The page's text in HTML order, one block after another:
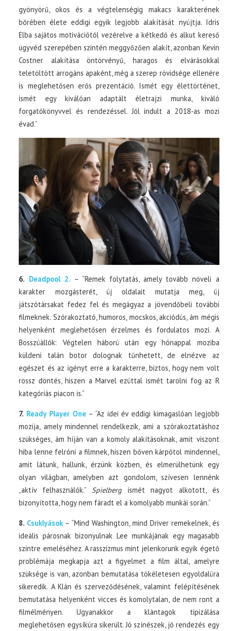
gyönyörű, okos és a végtelenségig makacs karakterének
bőrében élete eddigi egyik legjobb alakítását nyújtja. Idris
Elba sajátos motivációtól vezérelve a kétkedő és alkut kereső
ügyvéd szerepében szintén meggyőzően alakít, azonban Kevin
Costner alakítása öntörvényű, haragos és elvárásokkal
teletöltött arrogáns apaként, még a szerep rövidsége ellenére
is meglehetősen erős prezentáció. Ismét egy élettörténet,
ismét egy kiválóan adaptált életrajzi munka, kiváló
forgatókönyvvel és rendezéssel. Jól indult a 2018-as mozi
évad.”
6. Deadpool 2. – “Remek folytatás, amely tovább növeli a
karakter mozgásterét, új oldalait mutatja meg, új
játszótársakat fedez fel és megágyaz a jövendőbeli további
filmeknek. Szórakoztató, humoros, mocskos, akciódús, ám mégis
helyenként meglehetősen érzelmes és fordulatos mozi. A
Bosszúállók: Végtelen háború után egy hónappal moziba
küldeni talán botor dolognak tűnhetett, de elnézve az
egészet és az igényt erre a karakterre, biztos, hogy nem volt
rossz döntés, hiszen a Marvel ezúttal ismét tarolni fog az R
kategóriás piacon is.”
7. Ready Player One– “Az idei év eddigi kimagaslóan legjobb
mozija, amely mindennel rendelkezik, ami a szórakoztatáshoz
szükséges, ám híján van a komoly alakításoknak, amit viszont
hiba lenne felróni a filmnek, hiszen bőven kárpótol mindennel,
amit látunk, hallunk, érzünk közben, és elmerülhetünk egy
olyan világban, amelyben azt gondolom, szívesen lennénk
„aktív felhasználók.” Spielbergismét nagyot alkotott, és
bizonyította, hogy nem fáradt el a komolyabb munkái során.”
8. Csuklyások – “Mind Washington, mind Driver remekelnek, és
ideális párosnak bizonyulnak Lee munkájának egy magasabb
szintre emeléséhez. A rasszizmus mint jelenkorunk egyik égető
problémája megkapja azt a figyelmet a film által, amelyre
szüksége is van, azonban bemutatása tökéletesen egyoldalúra
sikeredik. A Klán és szerveződésének, valamint felépítésének
bemutatása helyenként vicces és komolytalan, de nem ront a
filmélményen. Ugyanakkor a klántagok tipizálása
meglehetősen egysíkúra sikerült. Jó színészek, jó rendezés egy